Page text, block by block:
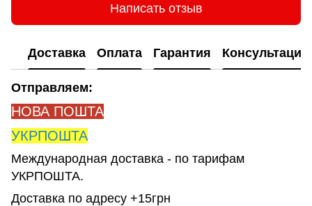
Написать отзыв
Доставка Оплата Гарантия Консультация
Отправляем:
НОВА ПОШТА
УКРПОШТА
Международная доставка - по тарифам
УКРПОШТА.
Доставка по адресу +15грн